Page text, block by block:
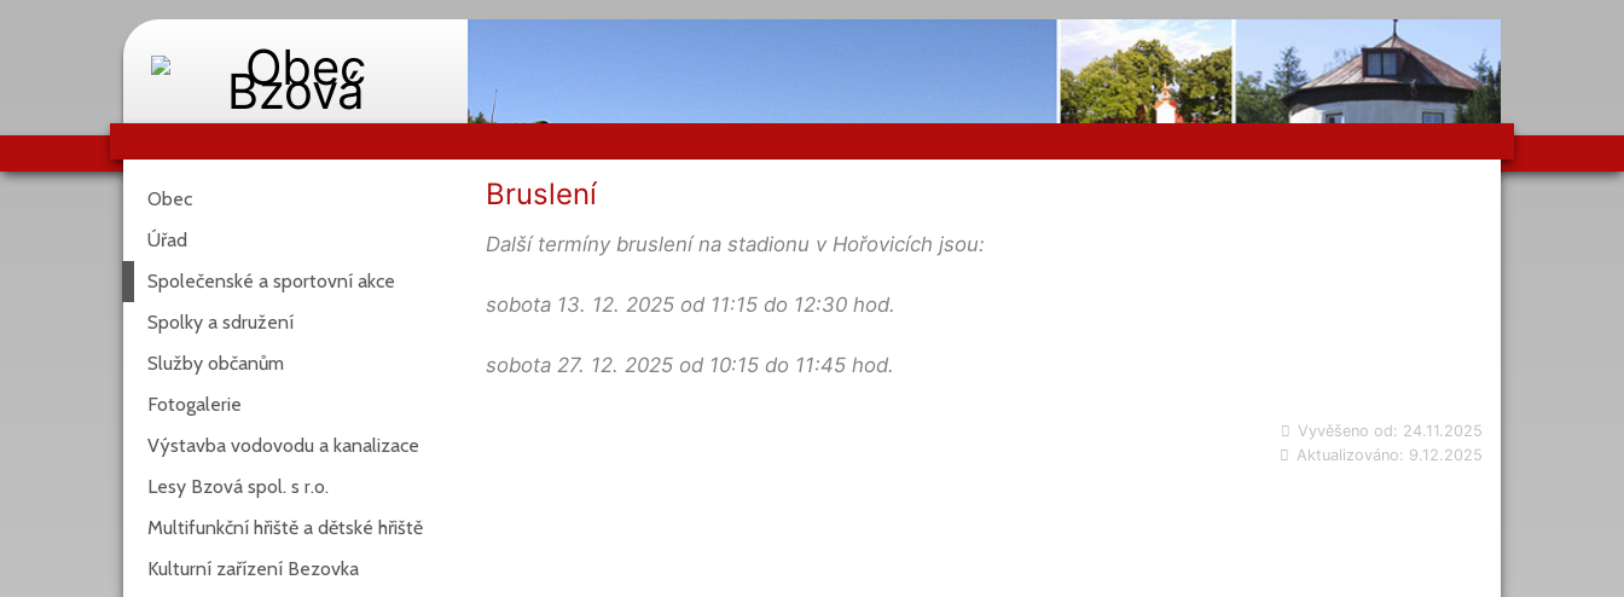
Obec
Úřad
Společenské a sportovní akce
Spolky a sdružení
Služby občanům
Fotogalerie
Výstavba vodovodu a kanalizace
Lesy Bzová spol. s r.o.
Multifunkční hřiště a dětské hřiště
Kulturní zařízení Bezovka
Bruslení
Další termíny bruslení na stadionu v Hořovicích jsou:
sobota 13. 12. 2025 od 11:15 do 12:30 hod.
sobota 27. 12. 2025 od 10:15 do 11:45 hod.
Vyvěšeno od: 24.11.2025
Aktualizováno: 9.12.2025